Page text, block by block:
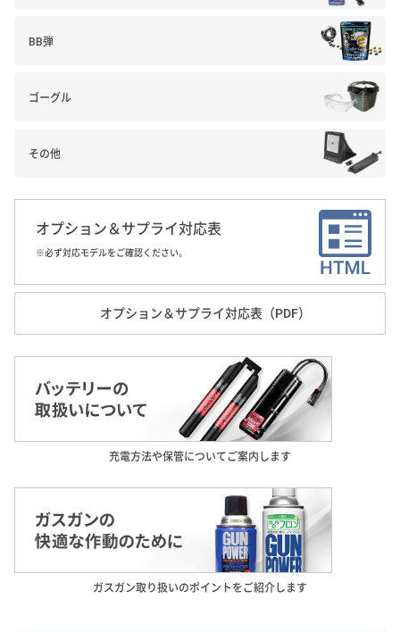
BB弾
ゴーグル
その他
オプション＆サプライ対応表
※必ず対応モデルをご確認ください。
オプション＆サプライ対応表（PDF）
充電方法や保管についてご案内します
ガスガン取り扱いのポイントをご紹介します